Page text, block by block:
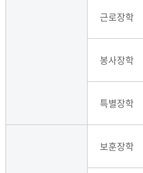
근로장학
봉사장학
특별장학
보훈장학